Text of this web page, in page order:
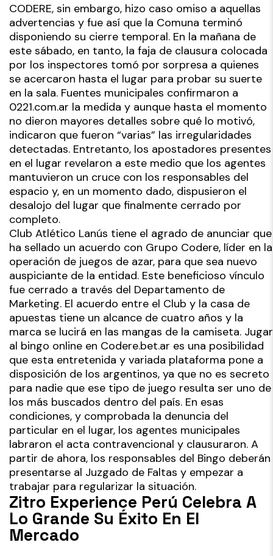
CODERE, sin embargo, hizo caso omiso a aquellas
advertencias y fue así que la Comuna terminó
disponiendo su cierre temporal. En la mañana de
este sábado, en tanto, la faja de clausura colocada
por los inspectores tomó por sorpresa a quienes
se acercaron hasta el lugar para probar su suerte
en la sala. Fuentes municipales confirmaron a
0221.com.ar la medida y aunque hasta el momento
no dieron mayores detalles sobre qué lo motivó,
indicaron que fueron “varias” las irregularidades
detectadas. Entretanto, los apostadores presentes
en el lugar revelaron a este medio que los agentes
mantuvieron un cruce con los responsables del
espacio y, en un momento dado, dispusieron el
desalojo del lugar que finalmente cerrado por
completo.
Club Atlético Lanús tiene el agrado de anunciar que
ha sellado un acuerdo con Grupo Codere, líder en la
operación de juegos de azar, para que sea nuevo
auspiciante de la entidad. Este beneficioso vínculo
fue cerrado a través del Departamento de
Marketing. El acuerdo entre el Club y la casa de
apuestas tiene un alcance de cuatro años y la
marca se lucirá en las mangas de la camiseta. Jugar
al bingo online en Codere.bet.ar es una posibilidad
que esta entretenida y variada plataforma pone a
disposición de los argentinos, ya que no es secreto
para nadie que ese tipo de juego resulta ser uno de
los más buscados dentro del país. En esas
condiciones, y comprobada la denuncia del
particular en el lugar, los agentes municipales
labraron el acta contravencional y clausuraron. A
partir de ahora, los responsables del Bingo deberán
presentarse al Juzgado de Faltas y empezar a
trabajar para regularizar la situación.
Zitro Experience Perú Celebra A
Lo Grande Su Éxito En El
Mercado